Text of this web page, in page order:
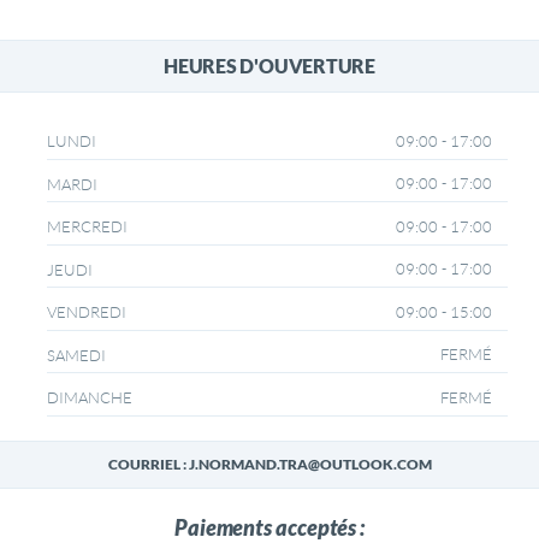
HEURES D'OUVERTURE
LUNDI 09:00 - 17:00
MARDI 09:00 - 17:00
MERCREDI 09:00 - 17:00
JEUDI 09:00 - 17:00
VENDREDI 09:00 - 15:00
SAMEDI FERMÉ
DIMANCHE FERMÉ
COURRIEL : J.NORMAND.TRA@OUTLOOK.COM
Paiements acceptés :